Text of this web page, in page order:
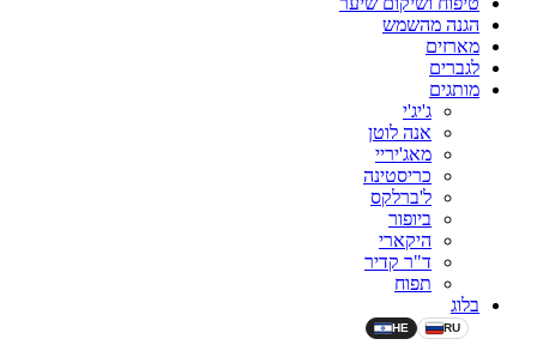
הגנה מהשמש
מארזים
לגברים
מותגים
ג'יג'י
אנה לוטן
מאג'יריי
כריסטינה
ל'ברלקס
ביופור
היקארי
ד"ר קדיר
תפוח
בלוג
HE RU